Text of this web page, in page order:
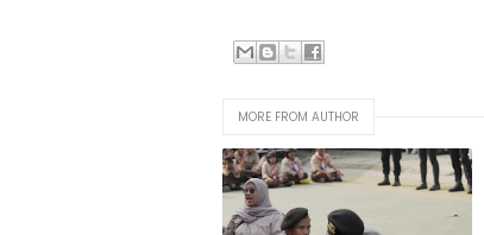
MORE FROM AUTHOR